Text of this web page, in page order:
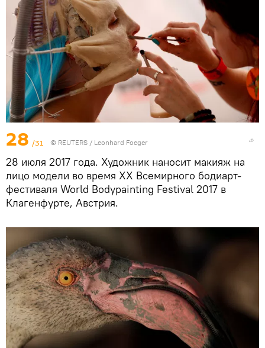
28 /31 © REUTERS / Leonhard Foeger
28 июля 2017 года. Художник наносит макияж на
лицо модели во время XX Всемирного бодиарт-
фестиваля World Bodypainting Festival 2017 в
Клагенфурте, Австрия.